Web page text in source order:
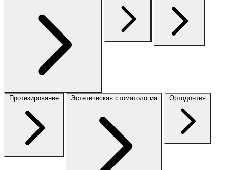
Протезирование Эстетическая стоматология Ортодонтия